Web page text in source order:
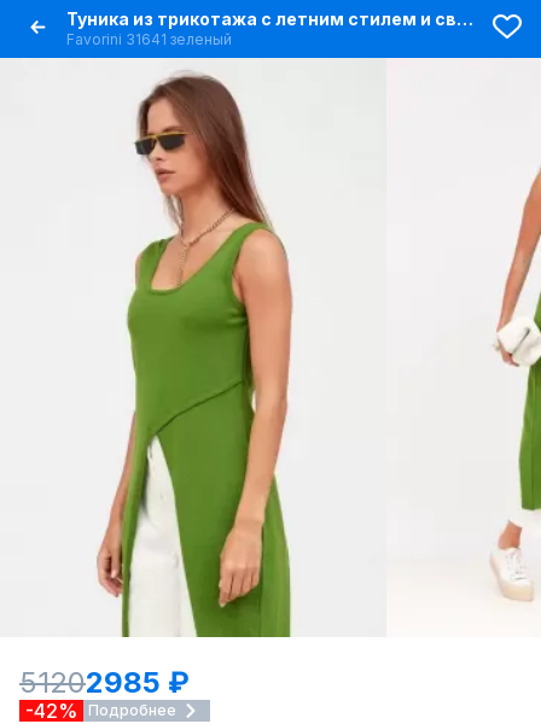
Туника из трикотажа с летним стилем и свободным кроем
Favorini 31641 зеленый
51202985 ₽
-42% Подробнее